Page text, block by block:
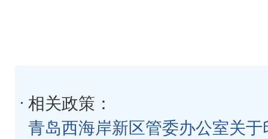
相关政策：
青岛西海岸新区管委办公室关于